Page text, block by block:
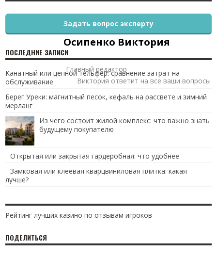
Осипенко Виктория
Главный редактор
Виктория ответит на все ваши вопросы
Задать вопрос эксперту
ПОСЛЕДНИЕ ЗАПИСИ
Канатный или цепной тельфер: сравнение затрат на
обслуживание
Берег Уреки: магнитный песок, кефаль на рассвете и зимний
мерланг
Из чего состоит жилой комплекс: что важно знать
будущему покупателю
Открытая или закрытая гардеробная: что удобнее
Замковая или клеевая кварцвиниловая плитка: какая
лучше?
Рейтинг лучших казино по отзывам игроков
ПОДЕЛИТЬСЯ